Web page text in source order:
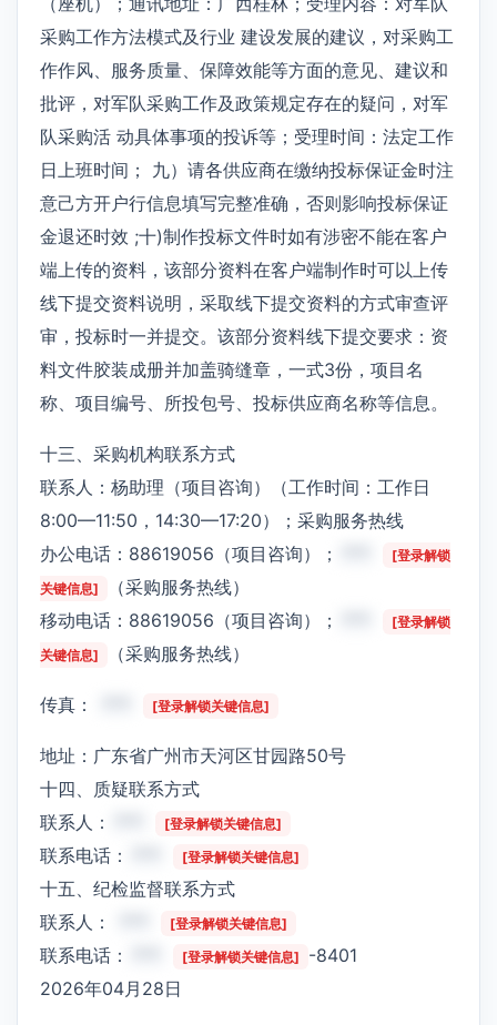
采购工作方法模式及行业 建设发展的建议，对采购工
作作风、服务质量、保障效能等方面的意见、建议和
批评，对军队采购工作及政策规定存在的疑问，对军
队采购活 动具体事项的投诉等；受理时间：法定工作
日上班时间； 九）请各供应商在缴纳投标保证金时注
意己方开户行信息填写完整准确，否则影响投标保证
金退还时效 ;十)制作投标文件时如有涉密不能在客户
端上传的资料，该部分资料在客户端制作时可以上传
线下提交资料说明，采取线下提交资料的方式审查评
审，投标时一并提交。该部分资料线下提交要求：资
料文件胶装成册并加盖骑缝章，一式3份，项目名
称、项目编号、所投包号、投标供应商名称等信息。
十三、采购机构联系方式
联系人：杨助理（项目咨询）（工作时间：工作日
8:00—11:50，14:30—17:20）；采购服务热线
办公电话：88619056（项目咨询）；
[登录解锁
关键信息]
（采购服务热线）
移动电话：88619056（项目咨询）；
[登录解锁
关键信息]
（采购服务热线）
传真： [登录解锁关键信息]
地址：广东省广州市天河区甘园路50号
十四、质疑联系方式
联系人：
[登录解锁关键信息]
联系电话： [登录解锁关键信息]
十五、纪检监督联系方式
联系人：
[登录解锁关键信息]
联系电话： [登录解锁关键信息]
-8401
2026年04月28日